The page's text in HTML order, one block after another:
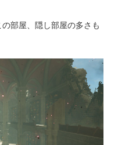
部屋、隠し部屋の多さも